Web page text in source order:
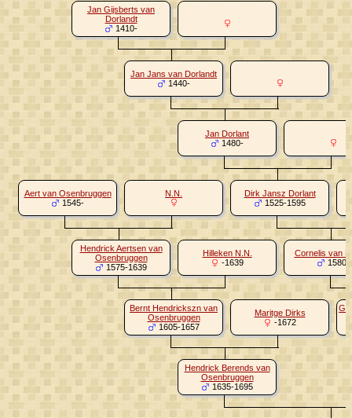
Jan Gijsberts van
Dorlandt
1410-
Jan Jans van Dorlandt
1440-
Jan Dorlant
1480-
Aert van Osenbruggen
1545-
N.N.
Dirk Jansz Dorlant
1525-1595
Hendrick Aertsen van
Osenbruggen
1575-1639
Hilleken N.N.
-1639
Cornelis van
1580-
Bernt Hendrickszn van
Osenbruggen
1605-1657
Maritge Dirks
-1672
Hendrick Berends van
Osenbruggen
1635-1695